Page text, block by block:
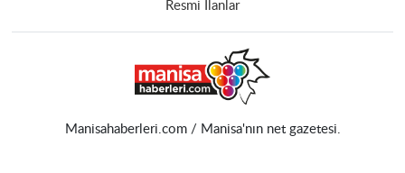
Resmi İlanlar
Manisahaberleri.com / Manisa'nın net gazetesi.